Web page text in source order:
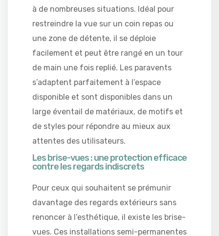
à de nombreuses situations. Idéal pour
restreindre la vue sur un coin repas ou
une zone de détente, il se déploie
facilement et peut être rangé en un tour
de main une fois replié. Les paravents
s’adaptent parfaitement à l’espace
disponible et sont disponibles dans un
large éventail de matériaux, de motifs et
de styles pour répondre au mieux aux
attentes des utilisateurs.
Les brise-vues : une protection efficace
contre les regards indiscrets
Pour ceux qui souhaitent se prémunir
davantage des regards extérieurs sans
renoncer à l’esthétique, il existe les brise-
vues. Ces installations semi-permanentes